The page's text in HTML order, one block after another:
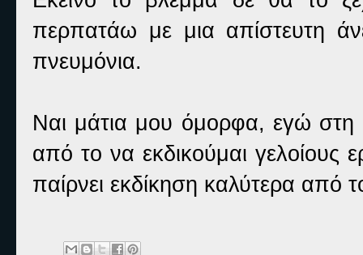
περπατάω με μια απίστευτη
πνευμόνια.
Ναι μάτια μου όμορφα, εγώ
από το να εκδικούμαι γελοίους
παίρνει εκδίκηση καλύτερα από